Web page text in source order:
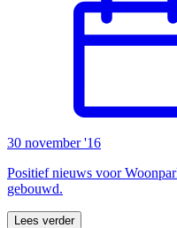
30 november '16
Positief nieuws voor
gebouwd.
Lees verder